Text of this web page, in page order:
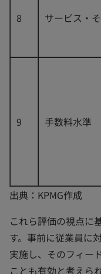
8 サービス・
9 手数料水準
出典：KPMG作成
これら評価の視点に
す。事前に従業員に
実施し、そのフィー
ことも有効と考えら